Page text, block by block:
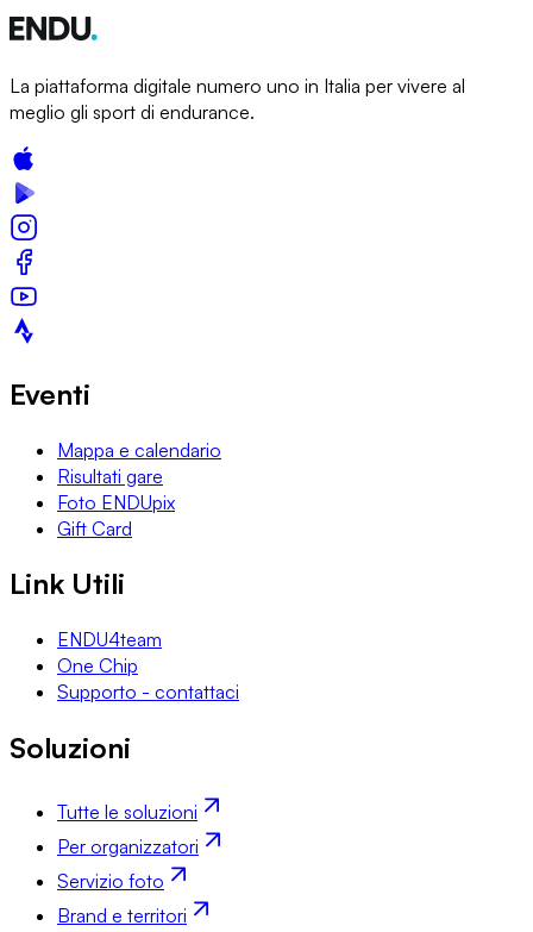
La piattaforma digitale numero uno in Italia per vivere al
meglio gli sport di endurance.
Eventi
Mappa e calendario
Risultati gare
Foto ENDUpix
Gift Card
Link Utili
ENDU4team
One Chip
Supporto - contattaci
Soluzioni
Tutte le soluzioni
Per organizzatori
Servizio foto
Brand e territori